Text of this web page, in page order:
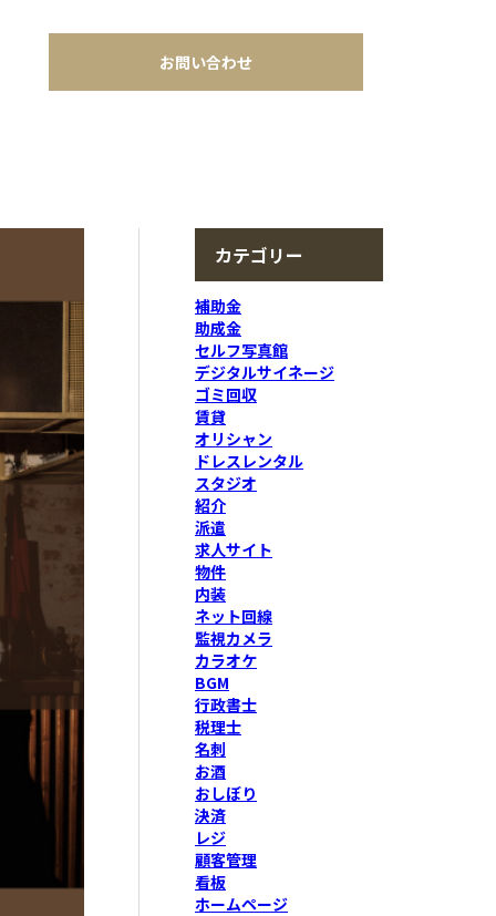
お問い合わせ
カテゴリー
補助金
助成金
セルフ写真館
デジタルサイネージ
ゴミ回収
賃貸
オリシャン
ドレスレンタル
スタジオ
紹介
派遣
求人サイト
物件
内装
ネット回線
監視カメラ
カラオケ
BGM
行政書士
税理士
名刺
お酒
おしぼり
決済
レジ
顧客管理
看板
ホームページ